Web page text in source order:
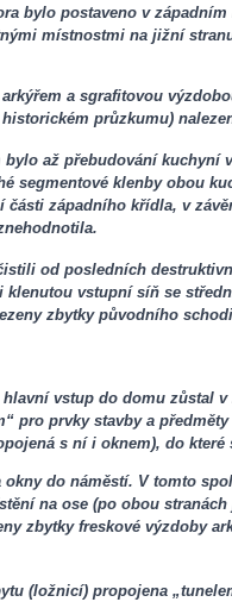
bylo postaveno v
místnostmi na jižní
a sgrafitovou
průzkumu)
až přebudování
segmentové klenby obou
západního křídla, v
od posledních
vstupní síň se
zbytky původního
vstup do domu zůstal
pro prvky stavby a
s ní i oknem), do
do náměstí. V tomto
na ose (po obou
zbytky freskové výzdoby
(ložnicí) propojena